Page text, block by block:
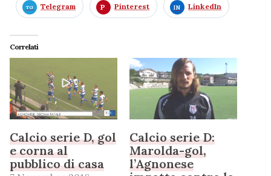
Telegram Pinterest LinkedIn
Correlati
Calcio serie D, gol
e corna al
pubblico di casa
Calcio serie D:
Marolda-gol,
l’Agnonese